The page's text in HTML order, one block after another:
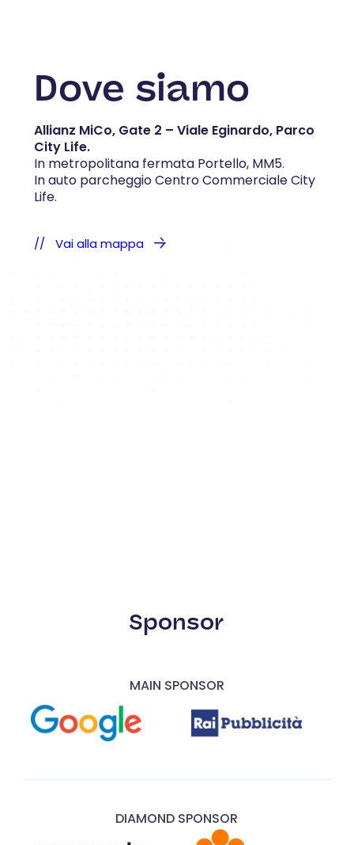
Dove siamo
Allianz MiCo, Gate 2 – Viale Eginardo, Parco
City Life.
In metropolitana fermata Portello, MM5.
In auto parcheggio Centro Commerciale City
Life.
Vai alla mappa
Sponsor
MAIN SPONSOR
DIAMOND SPONSOR